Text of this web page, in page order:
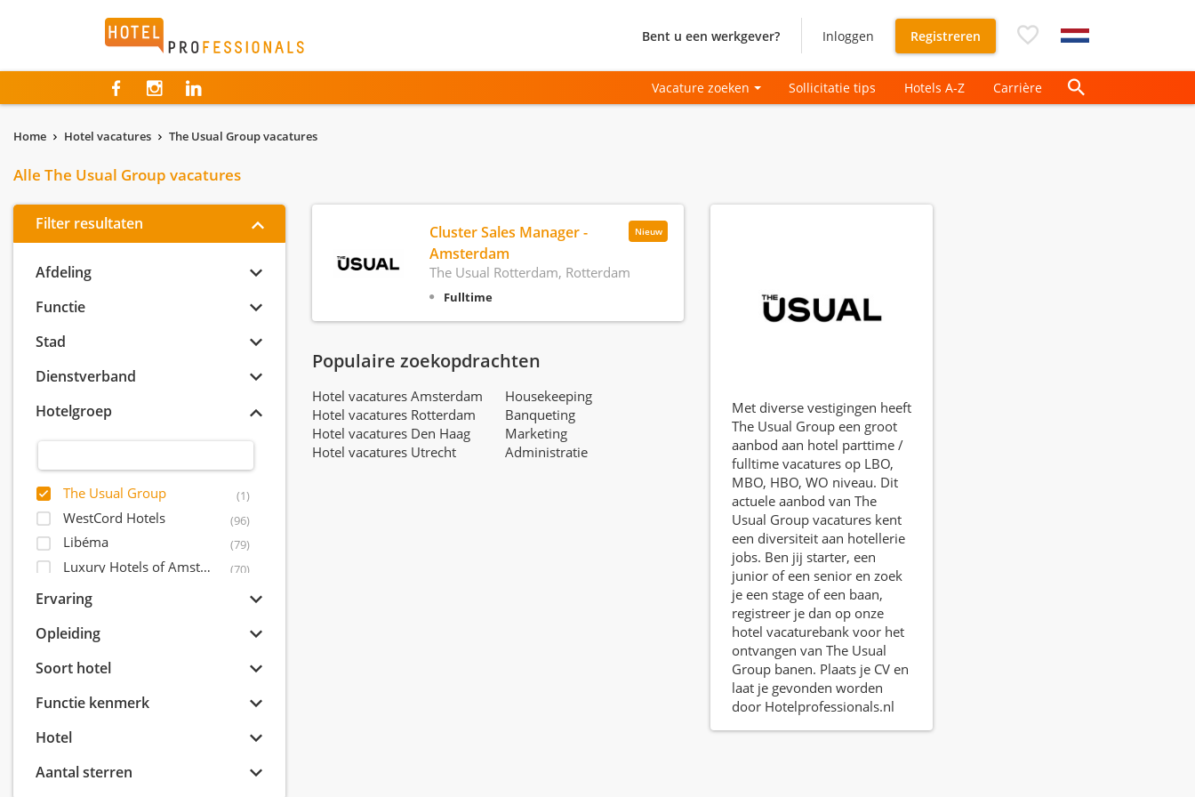
Hotelprofessionals Bent u een werkgever? Inloggen Registreren
Vacature zoeken Sollicitatie tips Hotels A-Z Carrière
Home Hotel vacatures The Usual Group vacatures
Alle The Usual Group vacatures
Filter resultaten
Afdeling
Functie
Stad
Dienstverband
Hotelgroep
The Usual Group (1)
WestCord Hotels (96)
Libéma (79)
Luxury Hotels of Amsterdam (70)
Postillion Hotels
Amrâth Hôtels & Restaurants
IHCP - International Hotel Capital Partners
Okura Hotel & Resorts
Quality Lodgings
Mandarin Oriental Hotel Group
Ervaring
Opleiding
Soort hotel
Functie kenmerk
Hotel
Aantal sterren
Nieuw
Cluster Sales Manager -
Amsterdam
The Usual Rotterdam, Rotterdam
Fulltime
Populaire zoekopdrachten
Hotel vacatures Amsterdam
Hotel vacatures Rotterdam
Hotel vacatures Den Haag
Hotel vacatures Utrecht
Housekeeping
Banqueting
Marketing
Administratie
Met diverse vestigingen heeft
The Usual Group een groot
aanbod aan hotel parttime /
fulltime vacatures op LBO,
MBO, HBO, WO niveau. Dit
actuele aanbod van The
Usual Group vacatures kent
een diversiteit aan hotellerie
jobs. Ben jij starter, een
junior of een senior en zoek
je een stage of een baan,
registreer je dan op onze
hotel vacaturebank voor het
ontvangen van The Usual
Group banen. Plaats je CV en
laat je gevonden worden
door Hotelprofessionals.nl